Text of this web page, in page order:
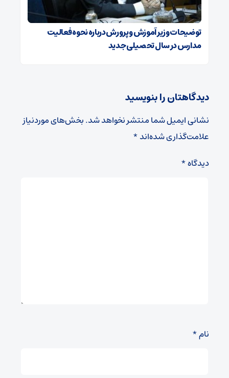
توضیحات وزیر آموزش و پرورش درباره نحوه فعالیت
مدارس در سال تحصیلی جدید
دیدگاهتان را بنویسید
نشانی ایمیل شما منتشر نخواهد شد.بخش‌های موردنیاز
علامت‌گذاری شده‌اند*
دیدگاه*
نام*